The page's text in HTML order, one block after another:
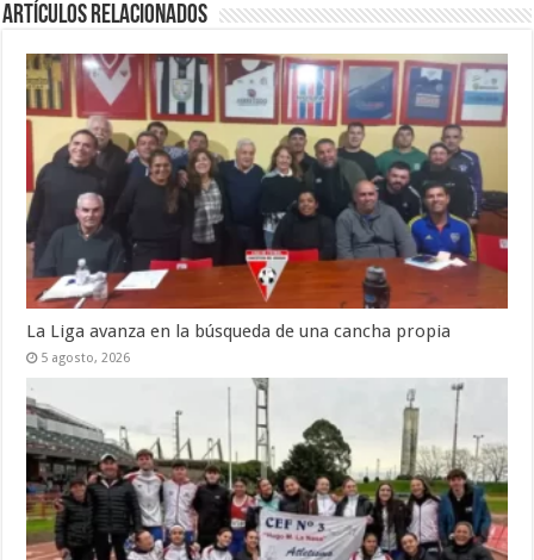
Artículos Relacionados
La Liga avanza en la búsqueda de una cancha propia
5 agosto, 2026